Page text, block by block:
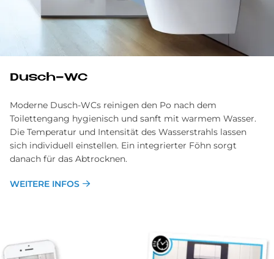
Dusch-WC
Moderne Dusch-WCs reinigen den Po nach dem
Toilettengang hygienisch und sanft mit warmem Wasser.
Die Temperatur und Intensität des Wasserstrahls lassen
sich individuell einstellen. Ein integrierter Föhn sorgt
danach für das Abtrocknen.
WEITERE INFOS